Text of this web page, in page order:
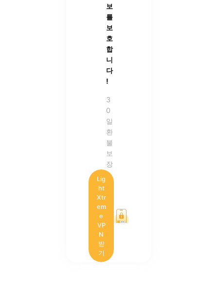
보
를
보
호
합
니
다
!
3
0
일
환
불
보
장
Lig
ht
Xtr
em
e
VP
N
받
기